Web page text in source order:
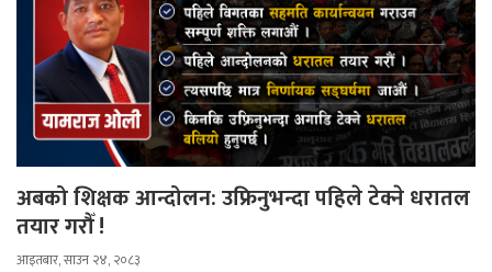
अबको शिक्षक आन्दोलन: उफ्रिनुभन्दा पहिले टेक्ने धरातल
तयार गरौँ !
आइतबार, साउन २४, २०८३